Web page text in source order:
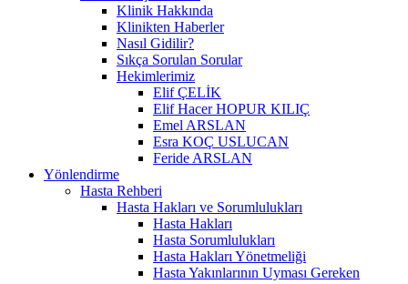
Klinik Hakkında
Klinikten Haberler
Nasıl Gidilir?
Sıkça Sorulan Sorular
Hekimlerimiz
Elif ÇELİK
Elif Hacer HOPUR KILIÇ
Emel ARSLAN
Esra KOÇ USLUCAN
Feride ARSLAN
Yönlendirme
Hasta Rehberi
Hasta Hakları ve Sorumlulukları
Hasta Hakları
Hasta Sorumlulukları
Hasta Hakları Yönetmeliği
Hasta Yakınlarının Uyması Gereken